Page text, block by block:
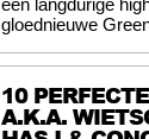
gloednieuwe
10
A.K.A.